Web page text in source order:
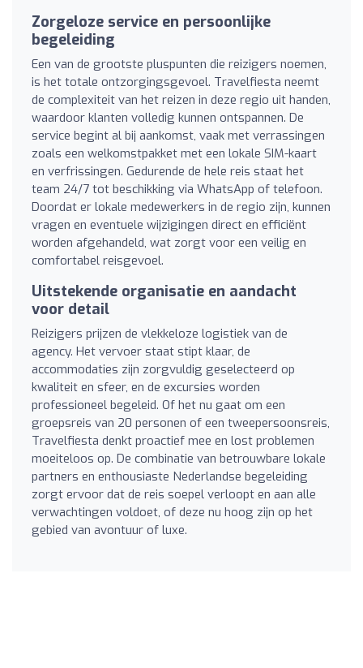
Zorgeloze service en persoonlijke
begeleiding
Een van de grootste pluspunten die reizigers noemen,
is het totale ontzorgingsgevoel. Travelfiesta neemt
de complexiteit van het reizen in deze regio uit handen,
waardoor klanten volledig kunnen ontspannen. De
service begint al bij aankomst, vaak met verrassingen
zoals een welkomstpakket met een lokale SIM-kaart
en verfrissingen. Gedurende de hele reis staat het
team 24/7 tot beschikking via WhatsApp of telefoon.
Doordat er lokale medewerkers in de regio zijn, kunnen
vragen en eventuele wijzigingen direct en efficiënt
worden afgehandeld, wat zorgt voor een veilig en
comfortabel reisgevoel.
Uitstekende organisatie en aandacht
voor detail
Reizigers prijzen de vlekkeloze logistiek van de
agency. Het vervoer staat stipt klaar, de
accommodaties zijn zorgvuldig geselecteerd op
kwaliteit en sfeer, en de excursies worden
professioneel begeleid. Of het nu gaat om een
groepsreis van 20 personen of een tweepersoonsreis,
Travelfiesta denkt proactief mee en lost problemen
moeiteloos op. De combinatie van betrouwbare lokale
partners en enthousiaste Nederlandse begeleiding
zorgt ervoor dat de reis soepel verloopt en aan alle
verwachtingen voldoet, of deze nu hoog zijn op het
gebied van avontuur of luxe.